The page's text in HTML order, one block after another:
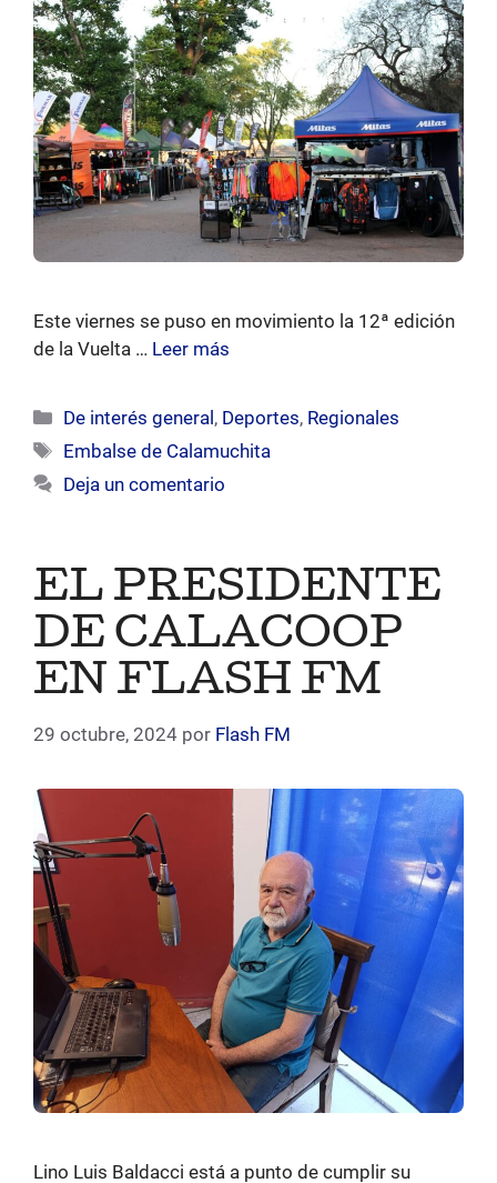
Este viernes se puso en movimiento la 12ª edición
de la Vuelta … Leer más
Categorías
De interés general , Deportes, Regionales
Etiquetas
Embalse de Calamuchita
Deja un comentario
EL PRESIDENTE
DE CALACOOP
EN FLASH FM
29 octubre, 2024 por Flash FM
Lino Luis Baldacci está a punto de cumplir su